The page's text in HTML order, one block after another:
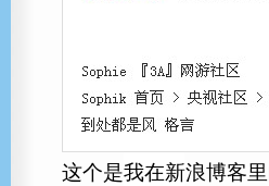
这个是我在新浪博客